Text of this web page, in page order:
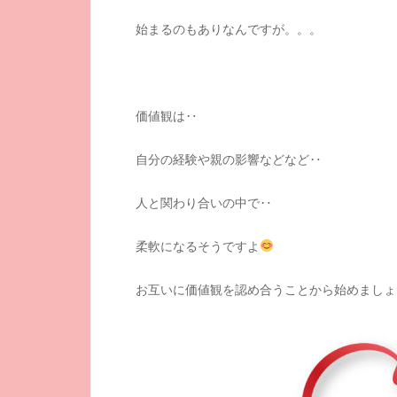
始まるのもありなんですが。。。
価値観は‥
自分の経験や親の影響などなど‥
人と関わり合いの中で‥
柔軟になるそうですよ
お互いに価値観を認め合うことから始めまし